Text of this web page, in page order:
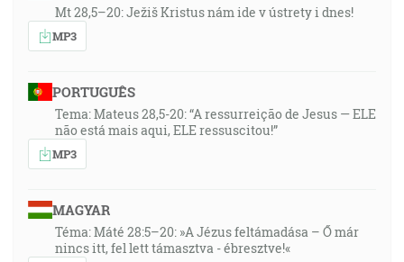
Mt 28,5–20: Ježiš Kristus nám ide v ústrety i dnes!
MP3
PORTUGUÊS
Tema: Mateus 28,5-20: “A ressurreição de Jesus — ELE
não está mais aqui, ELE ressuscitou!”
MP3
MAGYAR
Téma: Máté 28:5–20: »A Jézus feltámadása – Ő már
nincs itt, fel lett támasztva - ébresztve!«